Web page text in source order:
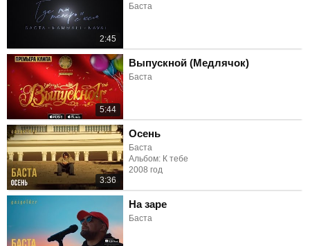
2:45
Баста
5:44
Выпускной (Медлячок)
Баста
3:36
Осень
Баста
Альбом: К тебе
2008 год
На заре
Баста